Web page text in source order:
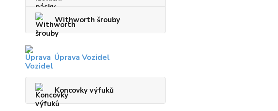
Withworth šrouby
Úprava Vozidel
Koncovky výfuků